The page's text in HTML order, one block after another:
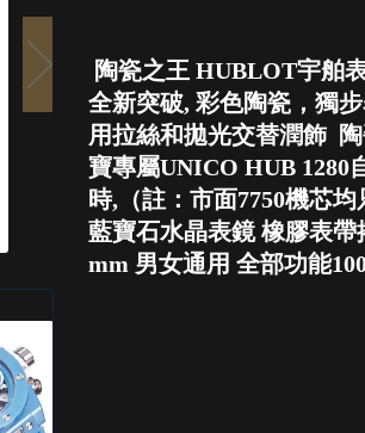
1 2 3 4 5
陶瓷之王 HUBLOT宇舶
全新突破, 彩色陶瓷，獨
用拉絲和拋光交替潤飾
寶專屬UNICO HUB 1280
時,（註：市面7750機芯
藍寶石水晶表鏡 橡膠表
mm 男女通用 全部功能